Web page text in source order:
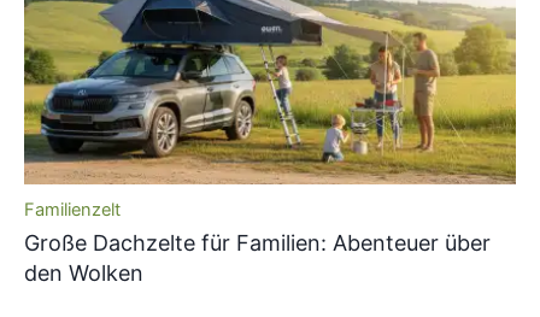
Familienzelt
Große Dachzelte für Familien: Abenteuer über
den Wolken